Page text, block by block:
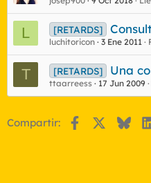
L [RETARDS]
luchitoricon 3 Ene 2011
T [RETARDS] Una
ttaarreess 17 Jun 2009
Compartir: Facebook